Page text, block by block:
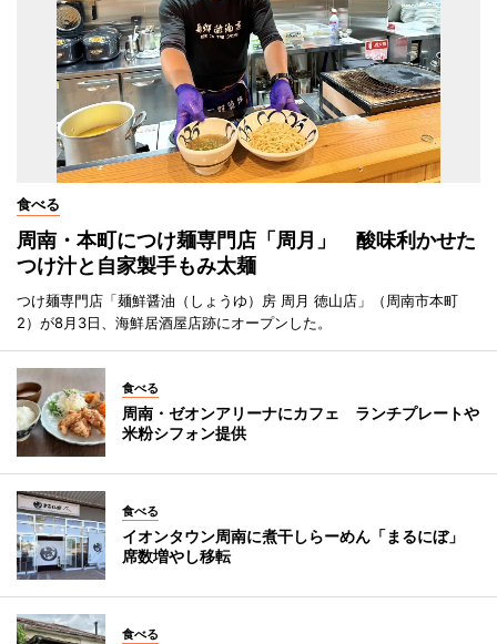
食べる
周南・本町につけ麺専門店「周月」 酸味利かせた
つけ汁と自家製手もみ太麺
つけ麺専門店「麺鮮醤油（しょうゆ）房 周月 徳山店」（周南市本町
2）が8月3日、海鮮居酒屋店跡にオープンした。
食べる
周南・ゼオンアリーナにカフェ ランチプレートや
米粉シフォン提供
食べる
イオンタウン周南に煮干しらーめん「まるにぼ」
席数増やし移転
食べる